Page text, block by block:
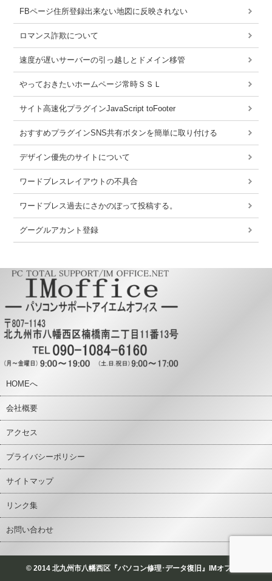
FBページ住所登録出来ない地図に反映されない
ロマンス詐欺について
速度が遅いサーバーの引っ越しとドメイン移管
やっておきたいホームページ常時ＳＳＬ
サイト高速化プラグインJavaScript toFooter
おすすめプラグインSNS共有ボタンを簡単に取り付ける
デザイン優先のサイトについて
ワードブレスレイアウトの不具合
ワードブレス過去にさかのぼって投稿する。
グーグルアカント登録
HOMEへ
会社概要
アクセス
プライバシーポリシー
サイトマップ
リンク集
お問い合わせ
© 2014 北九州市八幡西区『パソコン修理･データ復旧』IMオフィス